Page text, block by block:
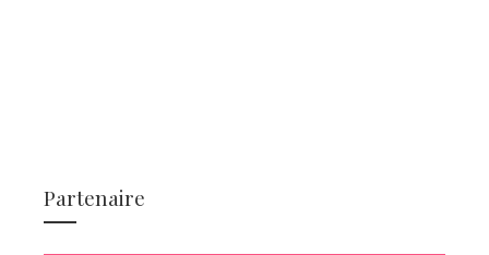
Partenaire